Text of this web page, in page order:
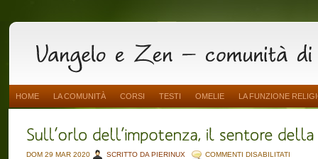
HOME LA COMUNITÀ CORSI TESTI OMELIE LA FUNZIONE
DOM 29 MAR 2020 SCRITTO DA PIERINUX COMMENTI DISABILITATI